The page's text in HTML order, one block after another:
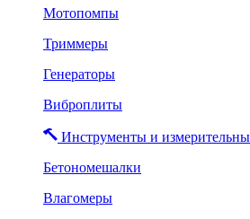
Мотопомпы
Триммеры
Генераторы
Виброплиты
Инструменты и
Бетономешалки
Влагомеры